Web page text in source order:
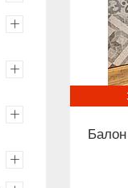
Балон